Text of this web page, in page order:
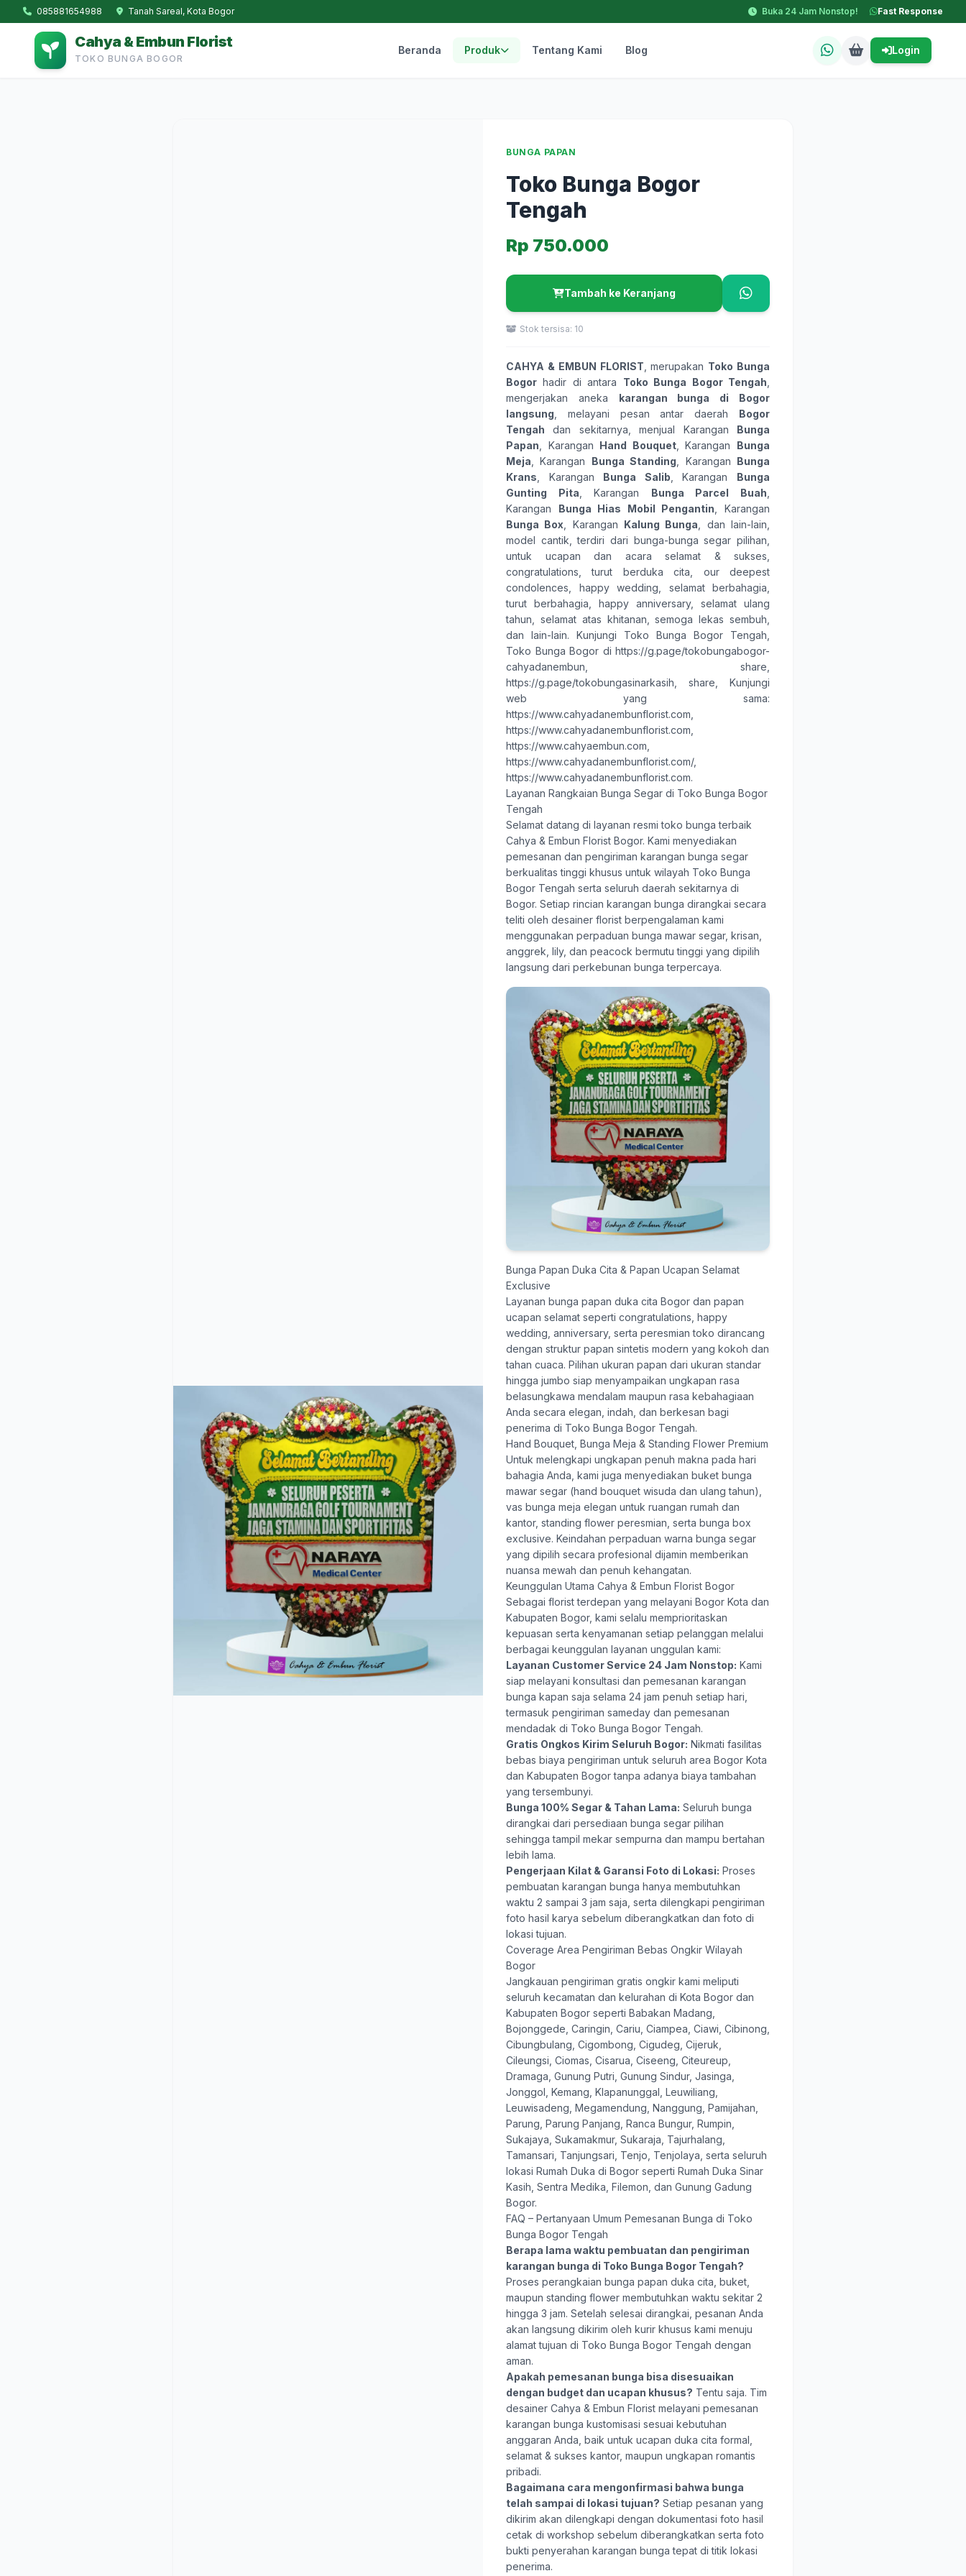
085881654988 Tanah Sareal, Kota Bogor Buka 24 Jam Nonstop! Fast Response
Cahya & Embun Florist
TOKO BUNGA BOGOR
Beranda Produk Tentang Kami Blog Login
BUNGA PAPAN
Toko Bunga Bogor
Tengah
Rp 750.000
Tambah ke Keranjang
Stok tersisa: 10
CAHYA & EMBUN FLORIST , merupakan Toko Bunga
Bogor hadir di antara Toko Bunga Bogor Tengah
mengerjakan aneka karangan bunga
di Bogor
langsung , melayani pesan antar daerah Bogor
Tengah
dan sekitarnya, menjual Karangan Bunga
Papan , Karangan Hand Bouquet, Karangan Bunga
Meja , Karangan Bunga Standing , Karangan Bunga
Krans , Karangan Bunga Salib , Karangan Bunga
Gunting Pita , Karangan Bunga Parcel Buah
Karangan Bunga Hias Mobil Pengantin , Karangan
Bunga Box , Karangan Kalung Bunga , dan lain-lain,
model cantik, terdiri dari bunga-bunga segar pilihan,
untuk ucapan dan acara selamat & sukses
congratulations ,turut berduka cita
our deepest
condolences
happy wedding selamat berbahagia
turut berbahagia
happy anniversary, selamat ulang
tahun
selamat atas khitanan ,semoga lekas sembuh
dan lain-lain. Kunjungi Toko Bunga Bogor Tengah
Toko Bunga Bogor di https://g.page/tokobungabogor-
cahyadanembun, share,
https://g.page/tokobungasinarkasih, share , Kunjungi
web yang sama:
https://www.cahyadanembunflorist.com
https://www.cahyadanembunflorist.com
https://www.cahyaembun.com
https://www.cahyadanembunflorist.com/,
https://www.cahyadanembunflorist.com.
Layanan Rangkaian Bunga Segar di Toko Bunga Bogor
Tengah
Selamat datang di layanan resmi toko bunga terbaik
Cahya & Embun Florist Bogor. Kami menyediakan
pemesanan dan pengiriman karangan bunga segar
berkualitas tinggi khusus untuk wilayah Toko Bunga
Bogor Tengah serta seluruh daerah sekitarnya di
Bogor. Setiap rincian karangan bunga dirangkai secara
teliti oleh desainer florist berpengalaman kami
menggunakan perpaduan bunga mawar segar, krisan,
anggrek, lily, dan peacock bermutu tinggi yang dipilih
langsung dari perkebunan bunga terpercaya.
Bunga Papan Duka Cita & Papan Ucapan Selamat
Exclusive
Layanan bunga papan duka cita Bogor dan papan
ucapan selamat seperti congratulations, happy
wedding, anniversary, serta peresmian toko dirancang
dengan struktur papan sintetis modern yang kokoh dan
tahan cuaca. Pilihan ukuran papan dari ukuran standar
hingga jumbo siap menyampaikan ungkapan rasa
belasungkawa mendalam maupun rasa kebahagiaan
Anda secara elegan, indah, dan berkesan bagi
penerima di Toko Bunga Bogor Tengah.
Hand Bouquet, Bunga Meja & Standing Flower Premium
Untuk melengkapi ungkapan penuh makna pada hari
bahagia Anda, kami juga menyediakan buket bunga
mawar segar (hand bouquet wisuda dan ulang tahun),
vas bunga meja elegan untuk ruangan rumah dan
kantor, standing flower peresmian, serta bunga box
exclusive. Keindahan perpaduan warna bunga segar
yang dipilih secara profesional dijamin memberikan
nuansa mewah dan penuh kehangatan.
Keunggulan Utama Cahya & Embun Florist Bogor
Sebagai florist terdepan yang melayani Bogor Kota dan
Kabupaten Bogor, kami selalu memprioritaskan
kepuasan serta kenyamanan setiap pelanggan melalui
berbagai keunggulan layanan unggulan kami:
Layanan Customer Service 24 Jam Nonstop: Kami
siap melayani konsultasi dan pemesanan karangan
bunga kapan saja selama 24 jam penuh setiap hari,
termasuk pengiriman sameday dan pemesanan
mendadak di Toko Bunga Bogor Tengah.
Gratis Ongkos Kirim Seluruh Bogor: Nikmati fasilitas
bebas biaya pengiriman untuk seluruh area Bogor Kota
dan Kabupaten Bogor tanpa adanya biaya tambahan
yang tersembunyi.
Bunga 100% Segar & Tahan Lama: Seluruh bunga
dirangkai dari persediaan bunga segar pilihan
sehingga tampil mekar sempurna dan mampu bertahan
lebih lama.
Pengerjaan Kilat & Garansi Foto di Lokasi: Proses
pembuatan karangan bunga hanya membutuhkan
waktu 2 sampai 3 jam saja, serta dilengkapi pengiriman
foto hasil karya sebelum diberangkatkan dan foto di
lokasi tujuan.
Coverage Area Pengiriman Bebas Ongkir Wilayah
Bogor
Jangkauan pengiriman gratis ongkir kami meliputi
seluruh kecamatan dan kelurahan di Kota Bogor dan
Kabupaten Bogor seperti Babakan Madang,
Bojonggede, Caringin, Cariu, Ciampea, Ciawi, Cibinong,
Cibungbulang, Cigombong, Cigudeg, Cijeruk,
Cileungsi, Ciomas, Cisarua, Ciseeng, Citeureup,
Dramaga, Gunung Putri, Gunung Sindur, Jasinga,
Jonggol, Kemang, Klapanunggal, Leuwiliang,
Leuwisadeng, Megamendung, Nanggung, Pamijahan,
Parung, Parung Panjang, Ranca Bungur, Rumpin,
Sukajaya, Sukamakmur, Sukaraja, Tajurhalang,
Tamansari, Tanjungsari, Tenjo, Tenjolaya, serta seluruh
lokasi Rumah Duka di Bogor seperti Rumah Duka Sinar
Kasih, Sentra Medika, Filemon, dan Gunung Gadung
Bogor.
FAQ – Pertanyaan Umum Pemesanan Bunga di Toko
Bunga Bogor Tengah
Berapa lama waktu pembuatan dan pengiriman
karangan bunga di Toko Bunga Bogor Tengah?
Proses perangkaian bunga papan duka cita, buket,
maupun standing flower membutuhkan waktu sekitar 2
hingga 3 jam. Setelah selesai dirangkai, pesanan Anda
akan langsung dikirim oleh kurir khusus kami menuju
alamat tujuan di Toko Bunga Bogor Tengah dengan
aman.
Apakah pemesanan bunga bisa disesuaikan
dengan budget dan ucapan khusus? Tentu saja. Tim
desainer Cahya & Embun Florist melayani pemesanan
karangan bunga kustomisasi sesuai kebutuhan
anggaran Anda, baik untuk ucapan duka cita formal,
selamat & sukses kantor, maupun ungkapan romantis
pribadi.
Bagaimana cara mengonfirmasi bahwa bunga
telah sampai di lokasi tujuan? Setiap pesanan yang
dikirim akan dilengkapi dengan dokumentasi foto hasil
cetak di workshop sebelum diberangkatkan serta foto
bukti penyerahan karangan bunga tepat di titik lokasi
penerima.